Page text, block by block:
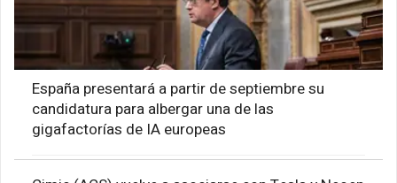
España presentará a partir de septiembre su
candidatura para albergar una de las
gigafactorías de IA europeas